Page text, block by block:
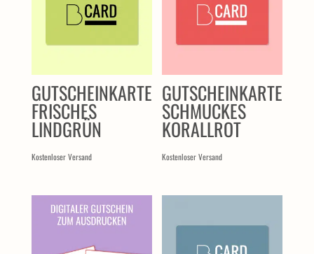
GUTSCHEINKARTE
FRISCHES
LINDGRÜN
Kostenloser Versand
GUTSCHEINKARTE
SCHMUCKES
KORALLROT
Kostenloser Versand